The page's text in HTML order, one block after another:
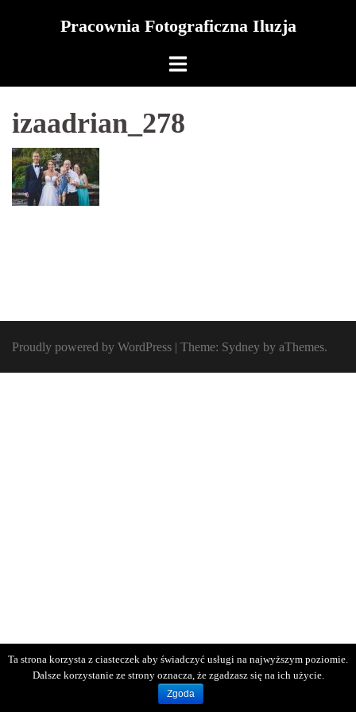
Pracownia Fotograficzna Iluzja
izaadrian_278
Proudly powered by WordPress | Theme: Sydney by aThemes.
Ta strona korzysta z ciasteczek aby świadczyć usługi na najwyższym poziomie.
Dalsze korzystanie ze strony oznacza, że zgadzasz się na ich użycie.
Zgoda